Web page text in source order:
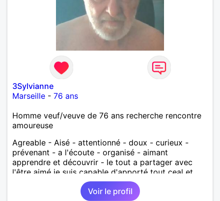
3Sylvianne
Marseille - 76 ans
Homme veuf/veuve de 76 ans recherche rencontre
amoureuse
Agreable - Aisé - attentionné - doux - curieux -
prévenant - a l'écoute - organisé - aimant
apprendre et découvrir - le tout a partager avec
l'être aimé je suis capable d'apporté tout ceal et
bien d'autres , j'aime les voyages à deux, découvrir
à deux et tout partager à deux peines et joies,
Voir le profil